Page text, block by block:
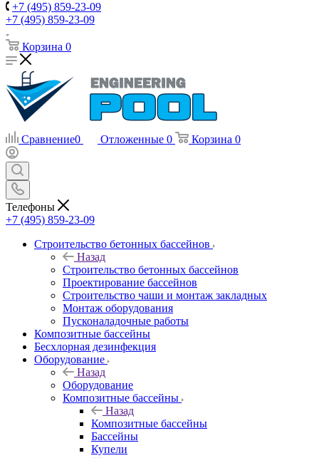
+7 (495) 859-23-09
+7 (495) 859-23-09
Корзина 0
Сравнение0 Отложенные 0 Корзина 0
Телефоны
+7 (495) 859-23-09
Строительство бетонных бассейнов
Назад
Строительство бетонных бассейнов
Проектирование бассейнов
Строительство чаши и монтаж закладных
Монтаж оборудования
Пусконаладочные работы
Композитные бассейны
Бесхлорная дезинфекция
Оборудование
Назад
Оборудование
Композитные бассейны
Назад
Композитные бассейны
Бассейны
Купели